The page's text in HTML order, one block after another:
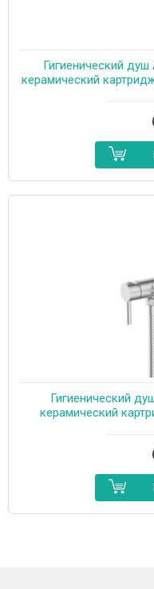
Гигиенический
керамический
Гигиенический
керамический